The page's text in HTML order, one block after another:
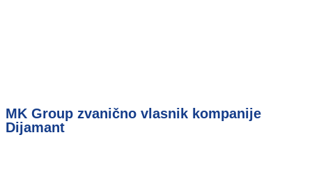
MK Group zvanično vlasnik kompanije
Dijamant